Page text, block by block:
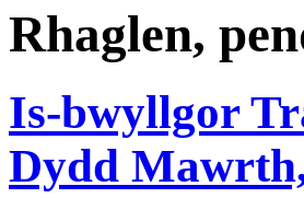
Rhaglen,
Is-bwyllgor
Dydd